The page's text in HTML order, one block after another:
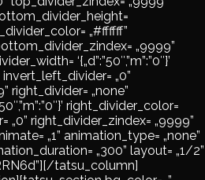
„#ffffff”
„9999”
‘{„d”:”50″,”m”:”0″}’
„0”
right_divider= „none”
right_divider_color=
„0” right_divider_zindex= „9999”
„1” animation_type= „none”
„300” layout= „1/2”
tatsu_column]